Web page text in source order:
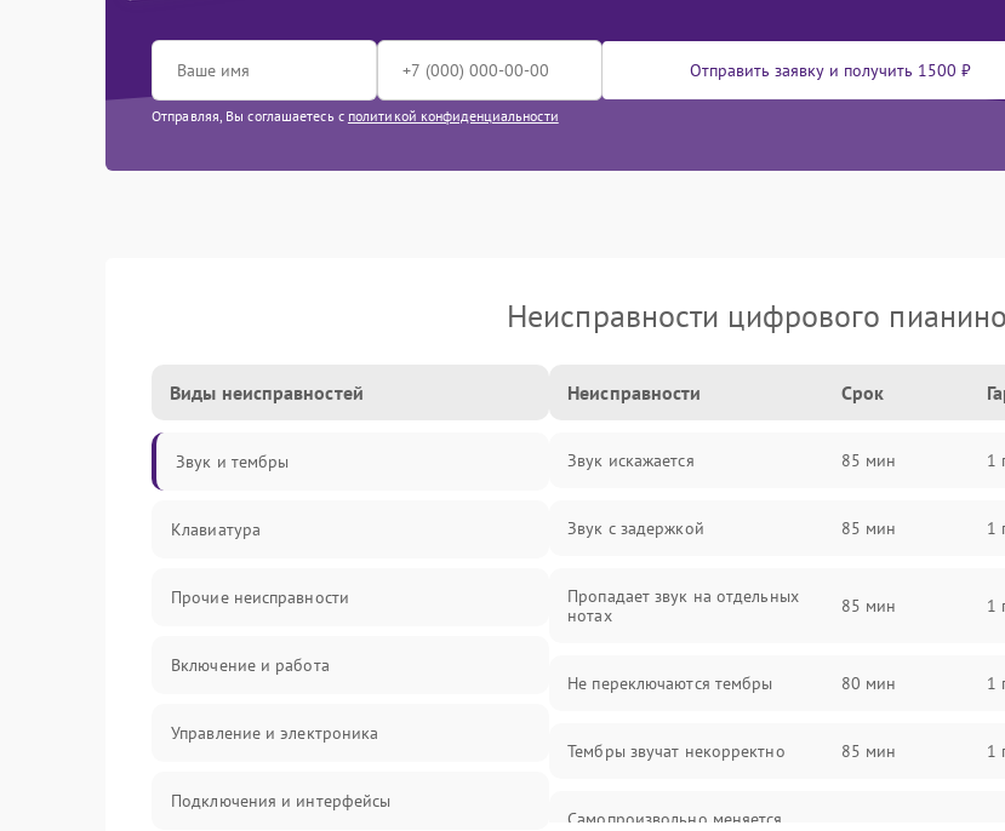
Отправить заявку и получить 1500 ₽
Отправляя, Вы соглашаетесь с политикой конфиденциальности
Неисправности цифрового
Виды неисправностей
Звук и тембры
Клавиатура
Прочие неисправности
Включение и работа
Управление и электроника
Подключения и интерфейсы
Неисправности Срок
Звук искажается 85 мин 1
Звук с задержкой 85 мин 1
Пропадает звук на отдельных
нотах
85 мин 1
Не переключаются тембры 80 мин 1
Тембры звучат некорректно 85 мин 1
Самопроизвольно меняется